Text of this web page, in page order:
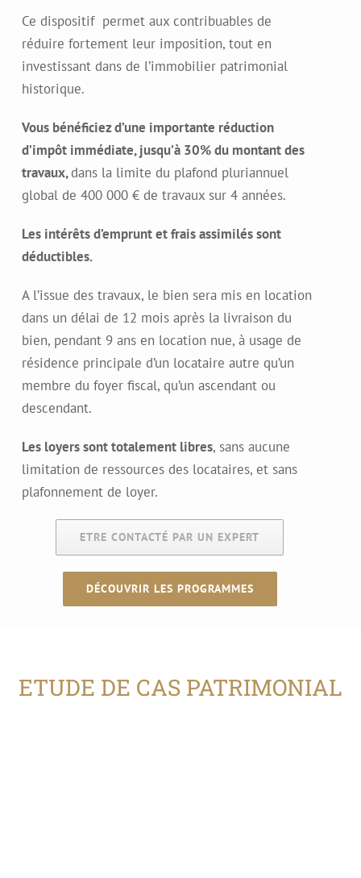
Ce dispositif permet aux contribuables de
réduire fortement leur imposition, tout en
investissant dans de l’immobilier patrimonial
historique.
Vous bénéficiez d’une importante réduction
d’impôt immédiate, jusqu’à 30% du montant des
travaux,dans la limite du plafond pluriannuel
global de 400 000 € de travaux sur 4 années.
Les intérêts d’emprunt et frais assimilés sont
déductibles.
A l’issue des travaux, le bien sera mis en location
dans un délai de 12 mois après la livraison du
bien, pendant 9 ans en location nue, à usage de
résidence principale d’un locataire autre qu’un
membre du foyer fiscal, qu’un ascendant ou
descendant.
Les loyers sont totalement libres, sans aucune
limitation de ressources des locataires, et sans
plafonnement de loyer.
ETRE CONTACTÉ PAR UN EXPERT
DÉCOUVRIR LES PROGRAMMES
ETUDE DE CAS PATRIMONIAL